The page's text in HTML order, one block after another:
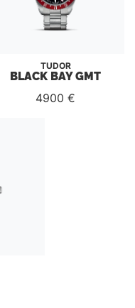
TUDOR
BLACK BAY GMT
4900 €